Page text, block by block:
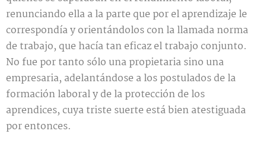
renunciando ella a la parte que por el aprendizaje le
correspondía y orientándolos con la llamada norma
de trabajo, que hacía tan eficaz el trabajo conjunto.
No fue por tanto sólo una propietaria sino una
empresaria, adelantándose a los postulados de la
formación laboral y de la protección de los
aprendices, cuya triste suerte está bien atestiguada
por entonces.